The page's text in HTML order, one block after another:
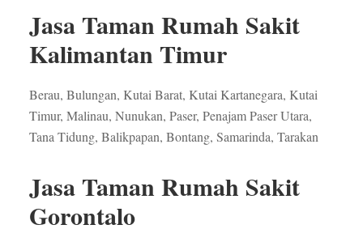
Jasa Taman Rumah Sakit
Kalimantan Timur
Berau, Bulungan, Kutai Barat, Kutai Kartanegara, Kutai
Timur, Malinau, Nunukan, Paser, Penajam Paser Utara,
Tana Tidung, Balikpapan, Bontang, Samarinda, Tarakan
Jasa Taman Rumah Sakit
Gorontalo